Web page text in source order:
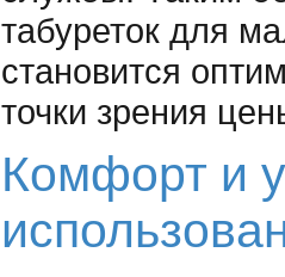
табуреток для
становится
точки зрения
Комфорт и